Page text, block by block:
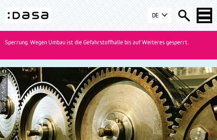
Zur
Navigation
springen
Zum
Inhalt
springen
Zur
Suche
springen
DASA
-
Startseite
wechseln
DE
Sperrung: Wegen Umbau ist die Gefahrstoffhalle bis auf Weiteres gesperrt.
© Wolfgang Schmidt